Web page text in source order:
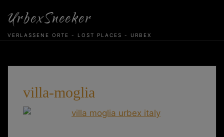
content
UrbexSneeker
VERLASSENE ORTE - LOST PLACES - URBEX
villa-moglia